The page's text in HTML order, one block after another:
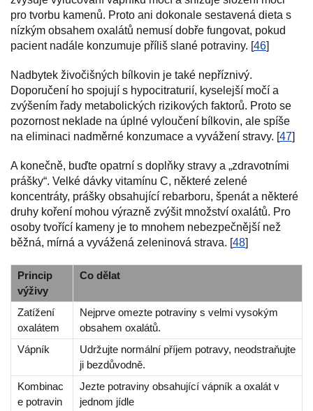
pro tvorbu kamenů. Proto ani dokonale sestavená dieta s
nízkým obsahem oxalátů nemusí dobře fungovat, pokud
pacient nadále konzumuje příliš slané potraviny. [46]
Nadbytek živočišných bílkovin je také nepříznivý.
Doporučení ho spojují s hypocitraturií, kyselejší močí a
zvýšením řady metabolických rizikových faktorů. Proto se
pozornost neklade na úplné vyloučení bílkovin, ale spíše
na eliminaci nadměrné konzumace a vyvážení stravy. [47]
A konečně, buďte opatrní s doplňky stravy a „zdravotními
prášky“. Velké dávky vitamínu C, některé zelené
koncentráty, prášky obsahující rebarboru, špenát a některé
druhy koření mohou výrazně zvýšit množství oxalátů. Pro
osoby tvořící kameny je to mnohem nebezpečnější než
běžná, mírná a vyvážená zeleninová strava. [48]
Princip
výživy
Co dělat
Zatížení
oxalátem
Nejprve omezte potraviny s velmi vysokým
obsahem oxalátů.
Vápník
Udržujte normální příjem potravy, neodstraňujte
ji bezdůvodně.
Kombinac
e potravin
Jezte potraviny obsahující vápník a oxalát v
jednom jídle